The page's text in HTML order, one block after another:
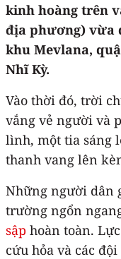
kinh hoàng trên
địa phương) vừa
khu Mevlana,
Nhĩ Kỳ.
Vào thời đó, trời
vắng vẻ người và
lình, một tia sáng
thanh vang lên
Những người dân
trường ngổn
sập hoàn toàn.
cứu hỏa và các